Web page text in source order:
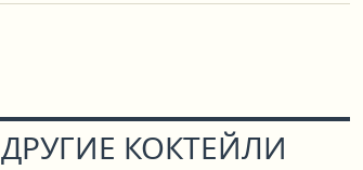
ДРУГИЕ КОКТЕЙЛИ